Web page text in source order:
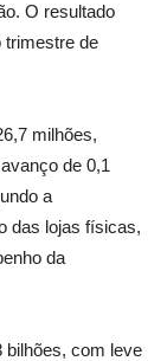
O resultado
trimestre de
milhões,
de 0,1
a
das lojas físicas,
da
bilhões, com leve